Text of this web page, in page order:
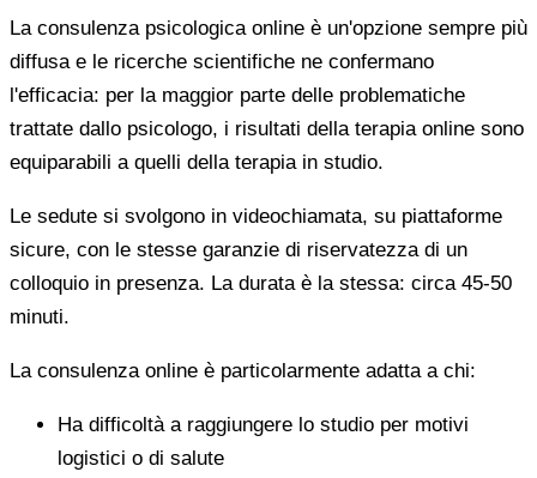
La consulenza psicologica online è un'opzione sempre più
diffusa e le ricerche scientifiche ne confermano
l'efficacia: per la maggior parte delle problematiche
trattate dallo psicologo, i risultati della terapia online sono
equiparabili a quelli della terapia in studio.
Le sedute si svolgono in videochiamata, su piattaforme
sicure, con le stesse garanzie di riservatezza di un
colloquio in presenza. La durata è la stessa: circa 45-50
minuti.
La consulenza online è particolarmente adatta a chi:
Ha difficoltà a raggiungere lo studio per motivi
logistici o di salute